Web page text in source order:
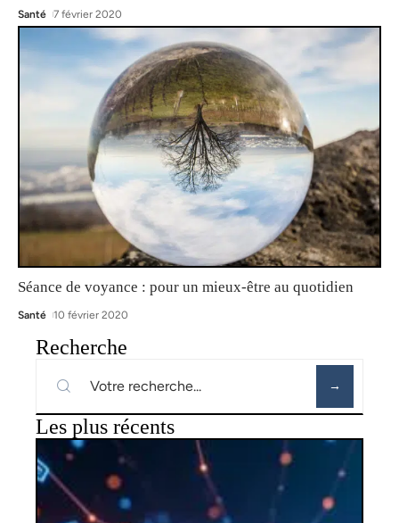
Santé 7 février 2020
Séance de voyance : pour un mieux-être au quotidien
Santé 10 février 2020
Recherche
Les plus récents